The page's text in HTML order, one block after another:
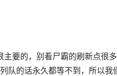
队的话永久都等不到，所以我